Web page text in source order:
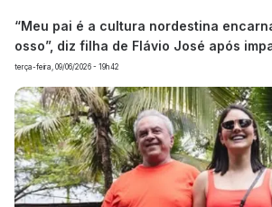
“Meu pai é a cultura nordestina
osso”, diz filha de Flávio José após
terça-feira, 09/06/2026 - 19h42